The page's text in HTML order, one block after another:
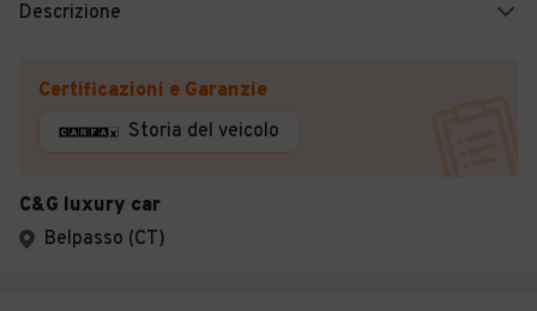
Descrizione
Certificazioni e Garanzie
Storia del veicolo
C&G luxury car
Belpasso (CT)